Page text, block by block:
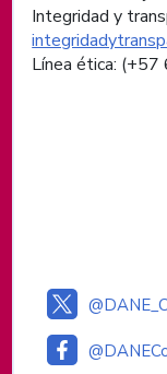
Integridad y
Línea ética:
Logos